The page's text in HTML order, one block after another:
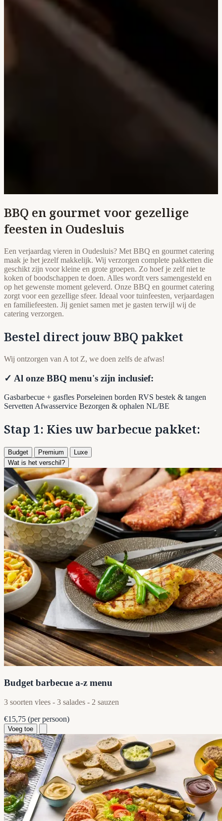
BBQ en gourmet voor gezellige
feesten in Oudesluis
Een verjaardag vieren in Oudesluis? Met BBQ en gourmet catering
maak je het jezelf makkelijk. Wij verzorgen complete pakketten die
geschikt zijn voor kleine en grote groepen. Zo hoef je zelf niet te
koken of boodschappen te doen. Alles wordt vers samengesteld en
op het gewenste moment geleverd. Onze BBQ en gourmet catering
zorgt voor een gezellige sfeer. Ideaal voor tuinfeesten, verjaardagen
en familiefeesten. Jij geniet samen met je gasten terwijl wij de
catering verzorgen.
Bestel direct jouw BBQ pakket
Wij ontzorgen van A tot Z, we doen zelfs de afwas!
✓ Al onze BBQ menu's zijn inclusief:
Gasbarbecue + gasfles Porseleinen borden RVS bestek & tangen
Servetten Afwasservice Bezorgen & ophalen NL/BE
Stap 1: Kies uw barbecue pakket:
Budget Premium
Luxe
Wat is het verschil?
Budget barbecue a-z menu
3 soorten vlees - 3 salades - 2 sauzen
€15,75 (per persoon)
Voeg toe